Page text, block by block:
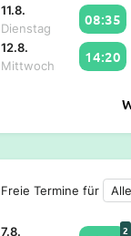
11.8.
Dienstag
08:35
12.8.
Mittwoch
14:20
Freie Termine für
7.8.
2